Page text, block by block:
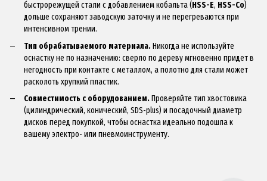
быстрорежущей стали с добавлением кобальта (HSS-E, HSS-Co)
дольше сохраняют заводскую заточку и не перегреваются при
интенсивном трении.
Тип обрабатываемого материала.Никогда не используйте
оснастку не по назначению: сверло по дереву мгновенно придет в
негодность при контакте с металлом, а полотно для стали может
расколоть хрупкий пластик.
Совместимость с оборудованием.Проверяйте тип хвостовика
(цилиндрический, конический, SDS-plus) и посадочный диаметр
дисков перед покупкой, чтобы оснастка идеально подошла к
вашему электро- или пневмоинструменту.